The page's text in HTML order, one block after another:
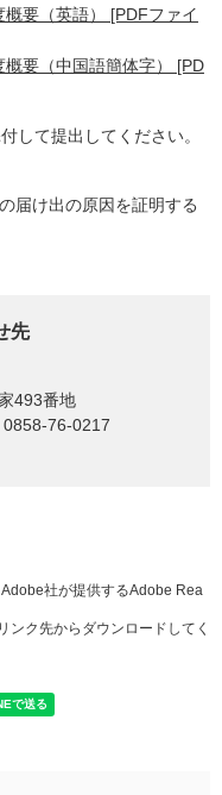
要（英語） [PDFファイ
要（中国語簡体字） [PD
して提出してください。
届け出の原因を証明する
先
493番地
0858-76-0217
社が提供するAdobe Rea
ク先からダウンロードしてく